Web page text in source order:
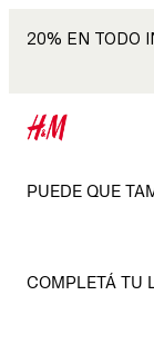
20% EN TODO
PUEDE QUE
COMPLETÁ TU